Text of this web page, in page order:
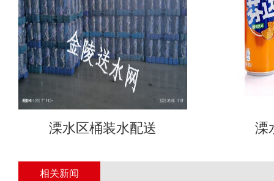
溧水区桶装水配送 溧
相关新闻